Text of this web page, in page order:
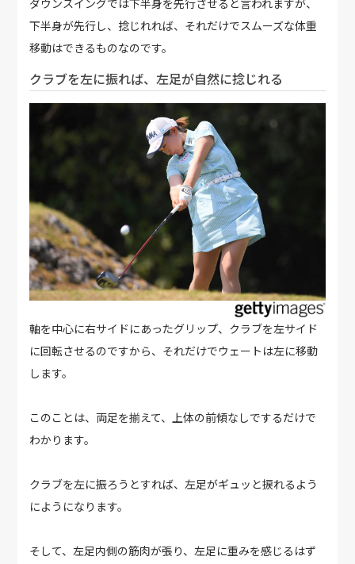
ダウンスイングでは下半身を先行させると言われますが、
下半身が先行し、捻じれれば、それだけでスムーズな体重
移動はできるものなのです。
クラブを左に振れば、左足が自然に捻じれる
軸を中心に右サイドにあったグリップ、クラブを左サイド
に回転させるのですから、それだけでウェートは左に移動
します。
このことは、両足を揃えて、上体の前傾なしでするだけで
わかります。
クラブを左に振ろうとすれば、左足がギュッと捩れるよう
にようになります。
そして、左足内側の筋肉が張り、左足に重みを感じるはず